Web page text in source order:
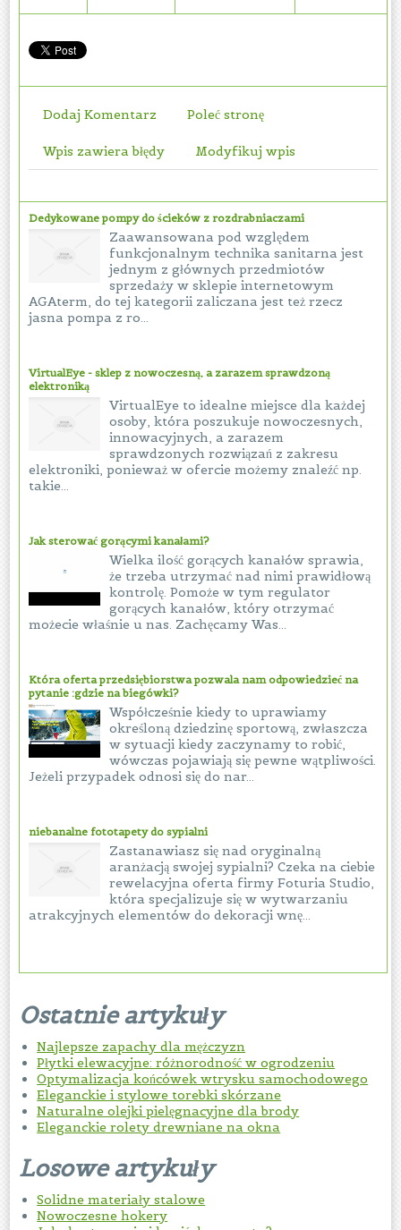
Dodaj Komentarz Poleć stronę
Wpis zawiera błędy Modyfikuj wpis
Dedykowane pompy do ścieków z rozdrabniaczami
Zaawansowana pod względem
funkcjonalnym technika sanitarna jest
jednym z głównych przedmiotów
sprzedaży w sklepie internetowym
AGAterm, do tej kategorii zaliczana jest też rzecz
jasna pompa z ro...
VirtualEye - sklep z nowoczesną, a zarazem sprawdzoną
elektroniką
VirtualEye to idealne miejsce dla każdej
osoby, która poszukuje nowoczesnych,
innowacyjnych, a zarazem
sprawdzonych rozwiązań z zakresu
elektroniki, ponieważ w ofercie możemy znaleźć np.
takie...
Jak sterować gorącymi kanałami?
Wielka ilość gorących kanałów sprawia,
że trzeba utrzymać nad nimi prawidłową
kontrolę. Pomoże w tym regulator
gorących kanałów, który otrzymać
możecie właśnie u nas. Zachęcamy Was...
Która oferta przedsiębiorstwa pozwala nam odpowiedzieć na
pytanie :gdzie na biegówki?
Współcześnie kiedy to uprawiamy
określoną dziedzinę sportową, zwłaszcza
w sytuacji kiedy zaczynamy to robić,
wówczas pojawiają się pewne wątpliwości.
Jeżeli przypadek odnosi się do nar...
niebanalne fototapety do sypialni
Zastanawiasz się nad oryginalną
aranżacją swojej sypialni? Czeka na ciebie
rewelacyjna oferta firmy Foturia Studio,
która specjalizuje się w wytwarzaniu
atrakcyjnych elementów do dekoracji wnę...
Ostatnie artykuły
Najlepsze zapachy dla mężczyzn
Płytki elewacyjne: różnorodność w ogrodzeniu
Optymalizacja końcówek wtrysku samochodowego
Eleganckie i stylowe torebki skórzane
Naturalne olejki pielęgnacyjne dla brody
Eleganckie rolety drewniane na okna
Losowe artykuły
Solidne materiały stalowe
Nowoczesne hokery